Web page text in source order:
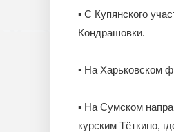
▪️ С Купянского
Кондрашовки.
▪️ На Харьковском
▪️ На Сумском
курским Тёткино,